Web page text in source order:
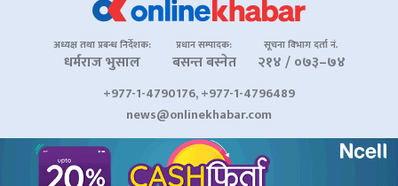
अध्यक्ष तथा प्रबन्ध निर्देशक:
धर्मराज भुसाल
प्रधान सम्पादक:
बसन्त बस्नेत
सूचना विभाग दर्ता नं.
२१४ / ०७३–७४
+977-1-4790176, +977-1-4796489
news@onlinekhabar.com
© २००६-२०२६ Onlinekhabar.com सर्वाधिकार सुरक्षित